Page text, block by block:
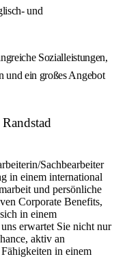
und
Sozialleistungen,
und ein großes Angebot
Sachbearbeiter
in einem international
und persönliche
Corporate Benefits,
in einem
erwartet Sie nicht nur
aktiv an
in einem